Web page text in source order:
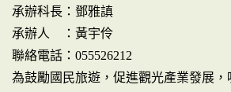
承辦科長：鄧雅謓
承辦人 ：黃宇伶
聯絡電話：055526212
為鼓勵國民旅遊，促進觀光產業發展